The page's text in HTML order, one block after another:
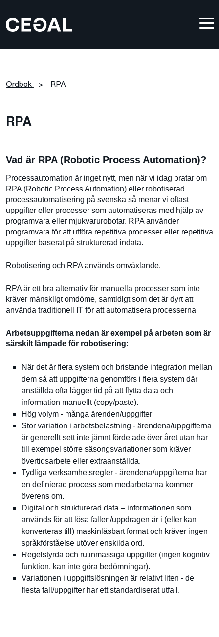
Ordbok > RPA
RPA
Vad är RPA (Robotic Process Automation)?
Processautomation är inget nytt, men när vi idag pratar om
RPA (Robotic Process Automation) eller robotiserad
processautomatisering på svenska så menar vi oftast
uppgifter eller processer som automatiseras med hjälp av
programvara eller mjukvarurobotar. RPA använder
programvara för att utföra repetitiva processer eller repetitiva
uppgifter baserat på strukturerad indata.
Robotisering och RPA används omväxlande.
RPA är ett bra alternativ för manuella processer som inte
kräver mänskligt omdöme, samtidigt som det är dyrt att
använda traditionell IT för att automatisera processerna.
Arbetsuppgifterna nedan är exempel på arbeten som är
särskilt lämpade för robotisering:
När det är flera system och bristande integration mellan
dem så att uppgifterna genomförs i flera system där
anställda ofta lägger tid på att flytta data och
information manuellt (copy/paste).
Hög volym - många ärenden/uppgifter
Stor variation i arbetsbelastning - ärendena/uppgifterna
är generellt sett inte jämnt fördelade över året utan har
till exempel större säsongsvariationer som kräver
övertidsarbete eller extraanställda.
Tydliga verksamhetsregler - ärendena/uppgifterna har
en definierad process som medarbetarna kommer
överens om.
Digital och strukturerad data – informationen som
används för att lösa fallen/uppdragen är i (eller kan
konverteras till) maskinläsbart format och kräver ingen
språkförståelse utöver enskilda ord.
Regelstyrda och rutinmässiga uppgifter (ingen kognitiv
funktion, kan inte göra bedömningar).
Variationen i uppgiftslösningen är relativt liten - de
flesta fall/uppgifter har ett standardiserat utfall.